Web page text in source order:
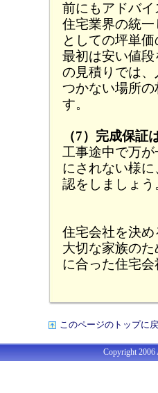
前にもアドバ
住宅業界の統
としての坪単
最初は安い値
の見積りでは
つかない場所
す。
（7）完成保証
工事途中で万
にされない様
認をしましょう
住宅会社を決
大切な家族の
に合った住宅
このページのトップに
Copyright